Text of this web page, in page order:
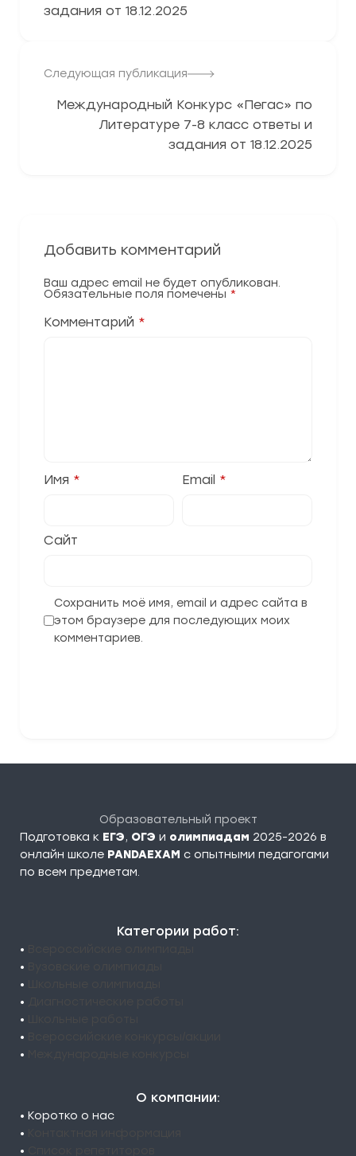
задания от 18.12.2025
Следующая публикация
Международный Конкурс «Пегас» по
Литературе 7-8 класс ответы и
задания от 18.12.2025
Добавить комментарий
Ваш адрес email не будет опубликован.
Обязательные поля помечены *
Комментарий *
Имя * Email *
Сайт
Сохранить моё имя, email и адрес сайта в
этом браузере для последующих моих
комментариев.
Образовательный проект
Подготовка к ЕГЭ, ОГЭ и олимпиадам 2025-2026 в
онлайн школе PANDAEXAM c опытными педагогами
по всем предметам.
Категории работ:
•
•
•
•
•
•
•
О компании:
• Коротко о нас
•
•